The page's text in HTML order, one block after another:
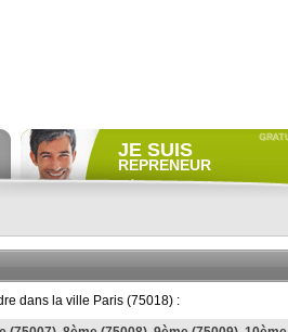
JE SUIS
REPRENEUR
Déposer gratuitementune
ACCÈS REPRENEUR
dans la ville Paris (75018) :